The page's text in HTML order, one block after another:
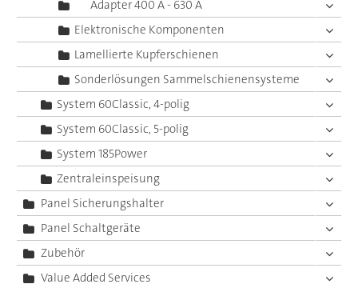
Adapter 400 A - 630 A
Elektronische Komponenten
Lamellierte Kupferschienen
Sonderlösungen Sammelschienensysteme
System 60Classic, 4-polig
System 60Classic, 5-polig
System 185Power
Zentraleinspeisung
Panel Sicherungshalter
Panel Schaltgeräte
Zubehör
Value Added Services